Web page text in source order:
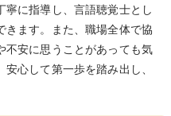
に指導し、言語聴覚士とし
きます。また、職場全体で協
不安に思うことがあっても気
心して第一歩を踏み出し、